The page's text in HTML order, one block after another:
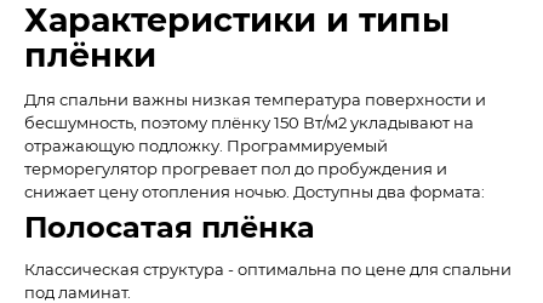
Характеристики и типы
плёнки
Для спальни важны низкая температура поверхности и
бесшумность, поэтому плёнку 150 Вт/м2 укладывают на
отражающую подложку. Программируемый
терморегулятор прогревает пол до пробуждения и
снижает цену отопления ночью. Доступны два формата:
Полосатая плёнка
Классическая структура - оптимальна по цене для спальни
под ламинат.